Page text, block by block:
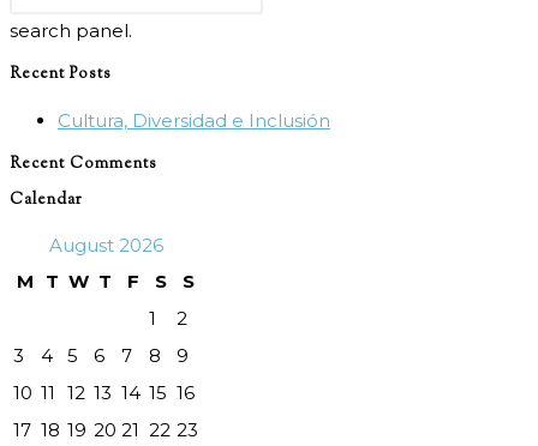
search panel.
Recent Posts
Cultura, Diversidad e Inclusión
Recent Comments
Calendar
August 2026
M
T W T F S
S
1
2
3
4 5 6 7 8
9
10 11 12 13 14 15 16
17 18 19 20 21 22 23